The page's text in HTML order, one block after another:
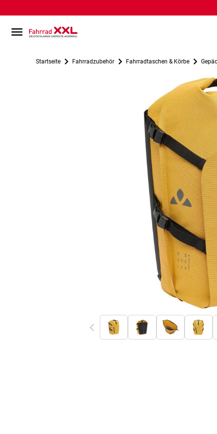
Startseite Fahrradzubehör Fahrradtaschen & Körbe